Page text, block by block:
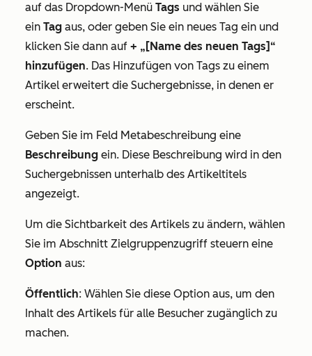
auf das Dropdown-Menü Tags und wählen Sie
ein Tag aus, oder geben Sie ein neues Tag ein und
klicken Sie dann auf + „[Name des neuen Tags]“
hinzufügen. Das Hinzufügen von Tags zu einem
Artikel erweitert die Suchergebnisse, in denen er
erscheint.
Geben Sie im Feld Metabeschreibung eine
Beschreibung ein. Diese Beschreibung wird in den
Suchergebnissen unterhalb des Artikeltitels
angezeigt.
Um die Sichtbarkeit des Artikels zu ändern, wählen
Sie im Abschnitt Zielgruppenzugriff steuern eine
Option aus:
Öffentlich: Wählen Sie diese Option aus, um den
Inhalt des Artikels für alle Besucher zugänglich zu
machen.